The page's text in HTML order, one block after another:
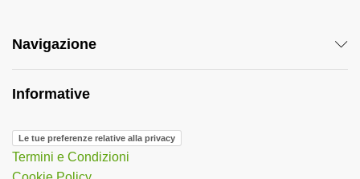
Navigazione
Informative
Le tue preferenze relative alla privacy
Termini e Condizioni